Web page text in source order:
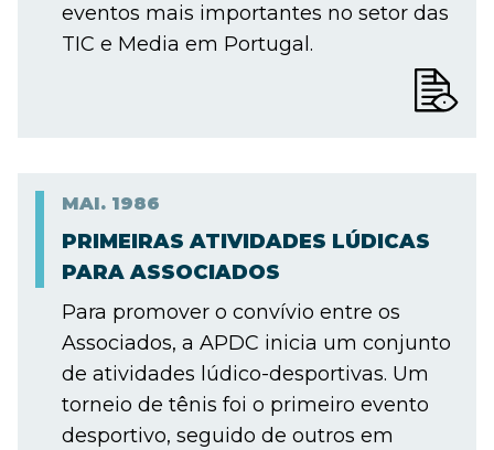
eventos mais importantes no setor das
TIC e Media em Portugal.
MAI. 1986
PRIMEIRAS ATIVIDADES LÚDICAS
PARA ASSOCIADOS
Para promover o convívio entre os
Associados, a APDC inicia um conjunto
de atividades lúdico-desportivas. Um
torneio de tênis foi o primeiro evento
desportivo, seguido de outros em